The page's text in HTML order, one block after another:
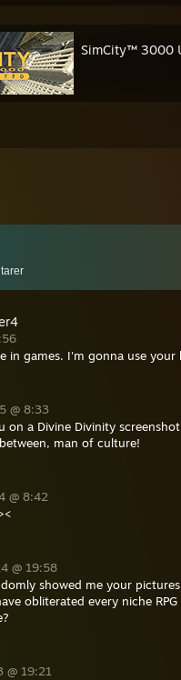
SimCity™ 3000
in games. I'm gonna use
@ 8:33
on a Divine Divinity
man of culture!
@ 8:42
@ 19:58
showed me your
obliterated every niche
@ 19:21